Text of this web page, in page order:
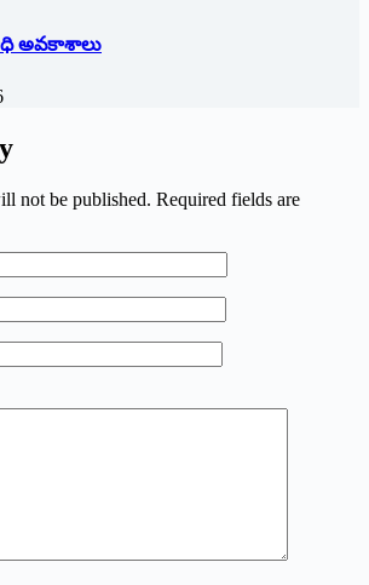
అవకాశాలు
not be published. Required fields are